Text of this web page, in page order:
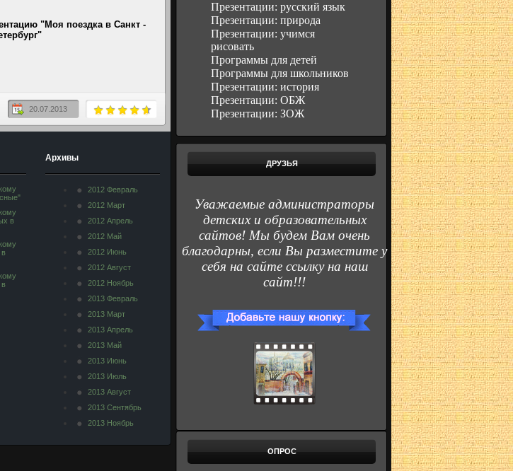
"Моя поездка в Санкт -
20.07.2013
в
в
в
Архивы
2012 Февраль
2012 Март
2012 Апрель
2012 Май
2012 Июнь
2012 Август
2012 Ноябрь
2013 Февраль
2013 Март
2013 Апрель
2013 Май
2013 Июнь
2013 Июль
2013 Август
2013 Сентябрь
2013 Ноябрь
Презентации: русский язык
Презентации: природа
Презентации: учимся
рисовать
Программы для детей
Программы для школьников
Презентации: история
Презентации: ОБЖ
Презентации: ЗОЖ
ДРУЗЬЯ
Уважаемые администраторы
детских и образовательных
сайтов! Мы будем Вам очень
благодарны, если Вы разместите у
себя на сайте ссылку на наш
сайт!!!
ОПРОС